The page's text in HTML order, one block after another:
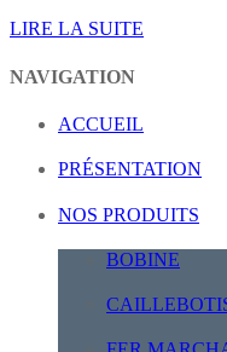
LIRE LA SUITE
NAVIGATION
ACCUEIL
PRÉSENTATION
NOS PRODUITS
BOBINE